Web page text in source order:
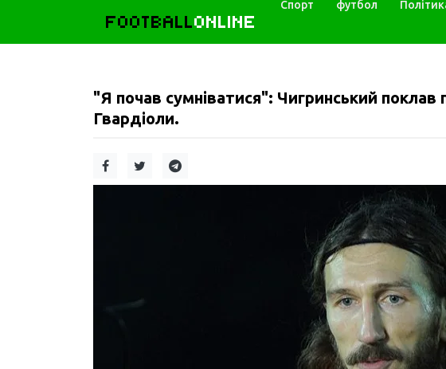
FOOTBALLONLINE
Спорт футбол
"Я почав сумніватися": Чигринський поклав
Гвардіоли.